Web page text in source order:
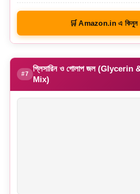
🛒 Amazon.in এ
#7
গ্লিসারিন ও গোলাপ জল
Mix)